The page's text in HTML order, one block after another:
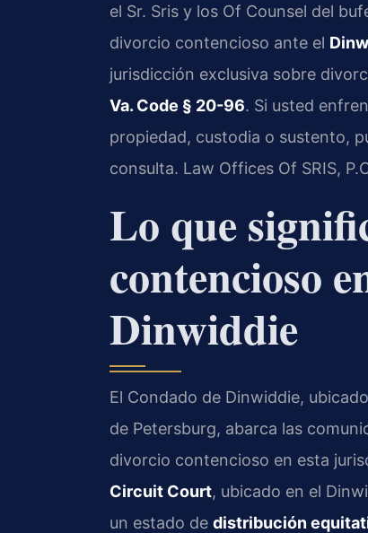
el Sr. Sris y los Of Counsel del
divorcio contencioso ante el
jurisdicción exclusiva sobre
Va. Code § 20-96. Si usted
propiedad, custodia o sustento,
consulta. Law Offices Of SRIS,
Lo que
contencioso
Dinwiddie
El Condado de Dinwiddie,
de Petersburg, abarca las
divorcio contencioso en esta
Circuit Court, ubicado en el
un estado de distribución